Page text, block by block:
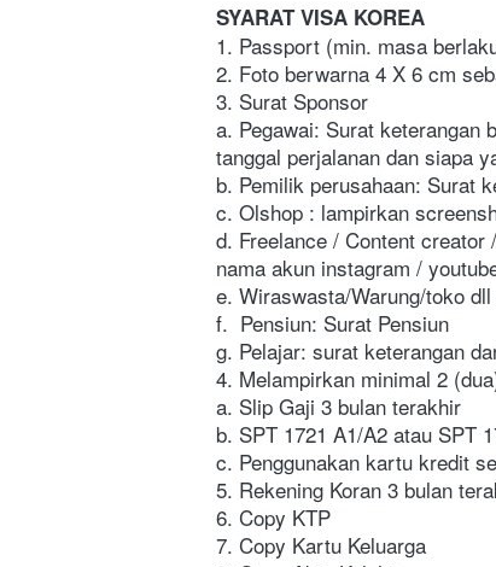
SYARAT VISA KOREA
1. Passport (min. masa
2. Foto berwarna 4 X 6 cm
3. Surat Sponsor
a. Pegawai: Surat keterangan
tanggal perjalanan dan siapa
b. Pemilik perusahaan: Surat
c. Olshop : lampirkan
d. Freelance / Content
nama akun instagram /
e. Wiraswasta/Warung/toko
f.  Pensiun: Surat Pensiun
g. Pelajar: surat keterangan
4. Melampirkan minimal 2
a. Slip Gaji 3 bulan terakhir
b. SPT 1721 A1/A2 atau SPT
c. Penggunakan kartu kredit
5. Rekening Koran 3 bulan
6. Copy KTP
7. Copy Kartu Keluarga